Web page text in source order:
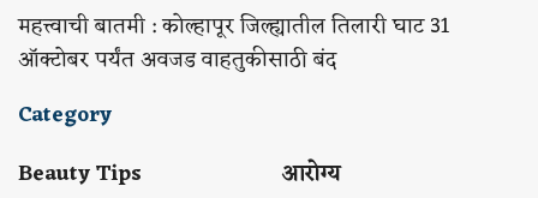
महत्त्वाची बातमी : कोल्हापूर जिल्ह्यातील तिलारी घाट 31
ऑक्टोबर पर्यंत अवजड वाहतुकीसाठी बंद
Category
Beauty Tips
आरोग्य